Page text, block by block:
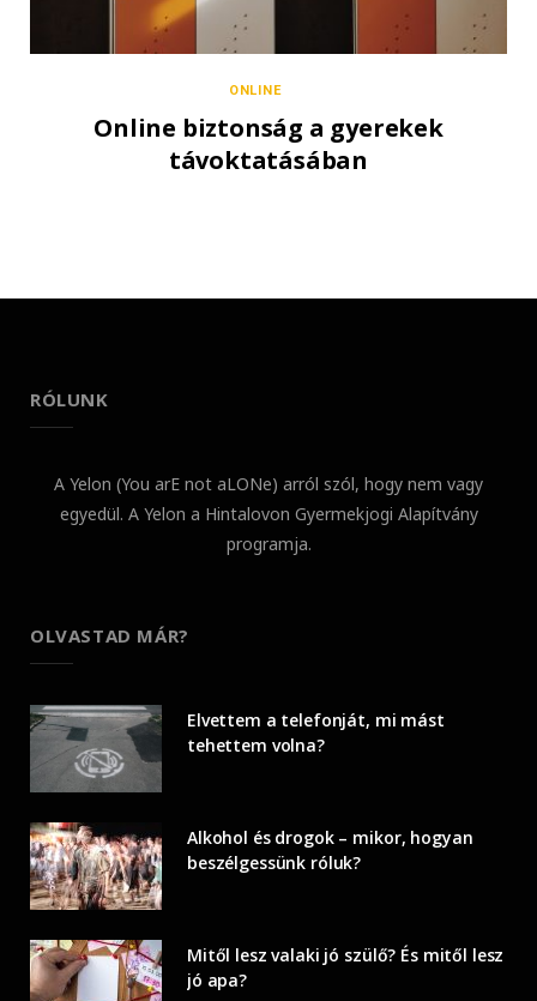
ONLINE
Online biztonság a gyerekek
távoktatásában
RÓLUNK
A Yelon (You arE not aLONe) arról szól, hogy nem vagy
egyedül. A Yelon a Hintalovon Gyermekjogi Alapítvány
programja.
OLVASTAD MÁR?
Elvettem a telefonját, mi mást
tehettem volna?
Alkohol és drogok – mikor, hogyan
beszélgessünk róluk?
Mitől lesz valaki jó szülő? És mitől lesz
jó apa?